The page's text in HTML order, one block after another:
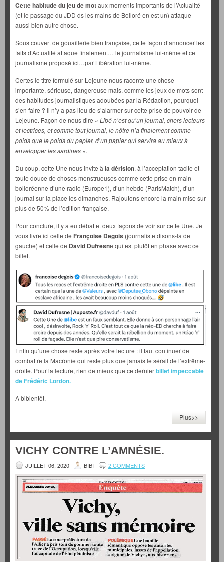
Cette habitude du jeu de motaux moments importants de l’Actualité
(et le passage du JDD ds les mains de Bolloré en est un) attaque
aussi bien autre chose.
Sous couvert de gouaillerie bien française, cette façon d’annoncer les
faits d’Actualité attaque finalement… le journalisme lui-même et ce
journalisme proposé ici…par Libération lui-même.
Certes le titre formulé sur Lejeune nous raconte une chose
importante, sérieuse, dangereuse mais, comme les jeux de mots sont
des habitudes journalistiques adoubées par la Rédaction, pourquoi
s’en faire ? Il n’y a pas lieu de s’alarmer sur cette prise de pouvoir de
Lejeune. Façon de nous dire « Libé n’est qu’un journal, chers lecteurs
et lectrices, et comme tout journal, le nôtre n’a finalement comme
poids que le poids du papier, d’un papier qui servira au mieux à
envelopper les sardines ».
Du coup, cette Une nous invite à la dérision, à l’acceptation tacite et
toute douce de choses monstrueuses comme cette prise en main
bolloréenne d’une radio (Europe1), d’un hebdo (ParisMatch), d’un
journal sur la place les dimanches. Rajoutons encore la main mise sur
plus de 50% de l’edition française.
Pour conclure, il y a eu débat et deux façons de voir sur cette Une. Je
vous livre ici celle de Françoise Degois (journaliste disons-la de
gauche) et celle de David Dufresne qui est plutôt en phase avec ce
billet.
Enfin qu’une chose reste après votre lecture : il faut continuer de
combattre la Macronie qui reste plus que jamais le sérail de l’extrême-
droite. Pour la lecture, rien de mieux que ce dernierbillet impeccable
de Frédéric Lordon.
A bibientôt.
Plus>>
VICHY CONTRE L’AMNÉSIE.
JUILLET 06, 2020 BIBI 2 COMMENTS